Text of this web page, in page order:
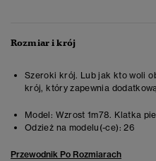
Rozmiar i krój
Szeroki krój. Lub jak kto woli
krój, który zapewnia
Model: Wzrost 1m78. Klatka
Odzież na modelu(-ce): 26
Przewodnik Po Rozmiarach